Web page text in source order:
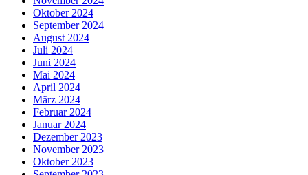
Oktober 2024
September 2024
August 2024
Juli 2024
Juni 2024
Mai 2024
April 2024
März 2024
Februar 2024
Januar 2024
Dezember 2023
November 2023
Oktober 2023